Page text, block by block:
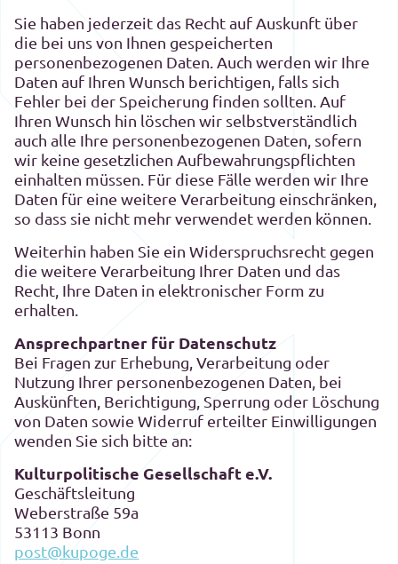
Sie haben jederzeit das Recht auf Auskunft über
die bei uns von Ihnen gespeicherten
personenbezogenen Daten. Auch werden wir Ihre
Daten auf Ihren Wunsch berichtigen, falls sich
Fehler bei der Speicherung finden sollten. Auf
Ihren Wunsch hin löschen wir selbstverständlich
auch alle Ihre personenbezogenen Daten, sofern
wir keine gesetzlichen Aufbewahrungspflichten
einhalten müssen. Für diese Fälle werden wir Ihre
Daten für eine weitere Verarbeitung einschränken,
so dass sie nicht mehr verwendet werden können.
Weiterhin haben Sie ein Widerspruchsrecht gegen
die weitere Verarbeitung Ihrer Daten und das
Recht, Ihre Daten in elektronischer Form zu
erhalten.
Ansprechpartner für Datenschutz
Bei Fragen zur Erhebung, Verarbeitung oder
Nutzung Ihrer personenbezogenen Daten, bei
Auskünften, Berichtigung, Sperrung oder Löschung
von Daten sowie Widerruf erteilter Einwilligungen
wenden Sie sich bitte an:
Kulturpolitische Gesellschaft e.V.
Geschäftsleitung
Weberstraße 59a
53113 Bonn
post@kupoge.de